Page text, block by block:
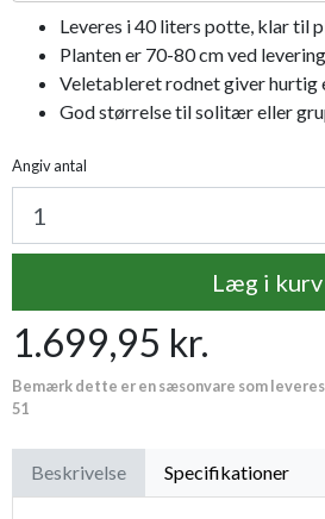
Leveres i 40 liters potte, klar til
Planten er 70-80 cm ved levering
Veletableret rodnet giver hurtig
God størrelse til solitær eller
Angiv antal
Læg i kurv
1.699,95 kr.
Bemærk dette er en sæsonvare som
51
Beskrivelse Specifikationer